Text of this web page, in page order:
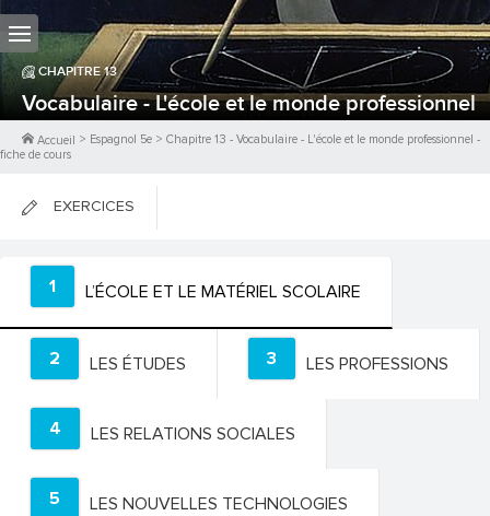
CHAPITRE13
Vocabulaire - L'école et le monde professionnel
Accueil > Espagnol 5e > Chapitre 13 - Vocabulaire - L'école et le monde professionnel -
fiche de cours
EXERCICES
FICHES DE COURS
0PTS
1 L’ÉCOLE ET LE MATÉRIEL SCOLAIRE
2 LES ÉTUDES 3 LES PROFESSIONS
4 LES RELATIONS SOCIALES
5 LES NOUVELLES TECHNOLOGIES